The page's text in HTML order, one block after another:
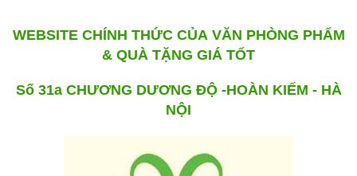
WEBSITE CHÍNH THỨC CỦA VĂN PHÒNG PHẨM
& QUÀ TẶNG GIÁ TỐT
Số 31a CHƯƠNG DƯƠNG ĐỘ -HOÀN KIẾM - HÀ
NỘI